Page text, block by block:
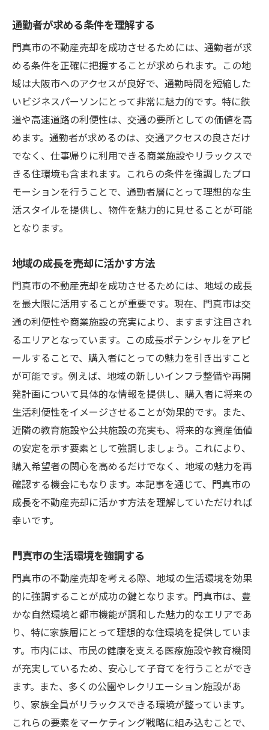
通勤者が求める条件を理解する
門真市の不動産売却を成功させるためには、通勤者が求
める条件を正確に把握することが求められます。この地
域は大阪市へのアクセスが良好で、通勤時間を短縮した
いビジネスパーソンにとって非常に魅力的です。特に鉄
道や高速道路の利便性は、交通の要所としての価値を高
めます。通勤者が求めるのは、交通アクセスの良さだけ
でなく、仕事帰りに利用できる商業施設やリラックスで
きる住環境も含まれます。これらの条件を強調したプロ
モーションを行うことで、通勤者層にとって理想的な生
活スタイルを提供し、物件を魅力的に見せることが可能
となります。
地域の成長を売却に活かす方法
門真市の不動産売却を成功させるためには、地域の成長
を最大限に活用することが重要です。現在、門真市は交
通の利便性や商業施設の充実により、ますます注目され
るエリアとなっています。この成長ポテンシャルをアピ
ールすることで、購入者にとっての魅力を引き出すこと
が可能です。例えば、地域の新しいインフラ整備や再開
発計画について具体的な情報を提供し、購入者に将来の
生活利便性をイメージさせることが効果的です。また、
近隣の教育施設や公共施設の充実も、将来的な資産価値
の安定を示す要素として強調しましょう。これにより、
購入希望者の関心を高めるだけでなく、地域の魅力を再
確認する機会にもなります。本記事を通じて、門真市の
成長を不動産売却に活かす方法を理解していただければ
幸いです。
門真市の生活環境を強調する
門真市の不動産売却を考える際、地域の生活環境を効果
的に強調することが成功の鍵となります。門真市は、豊
かな自然環境と都市機能が調和した魅力的なエリアであ
り、特に家族層にとって理想的な住環境を提供していま
す。市内には、市民の健康を支える医療施設や教育機関
が充実しているため、安心して子育てを行うことができ
ます。また、多くの公園やレクリエーション施設があ
り、家族全員がリラックスできる環境が整っています。
これらの要素をマーケティング戦略に組み込むことで、